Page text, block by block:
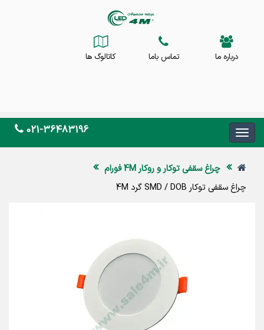
درباره ما تماس باما کاتالوگ ها
021-36483196
چراغ سقفی توکار و روکار 4M فورام
چراغ سقفی توکار SMD / DOB گرد 4M